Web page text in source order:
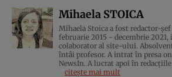
Mihaela STOICA
Mihaela Stoica a fost redactor-
februarie 2015 - decembrie 2021,
colaborator al site-ului.
întâi profesor. A intrat în presa
NewsIn. A lucrat apoi în
citește mai mult